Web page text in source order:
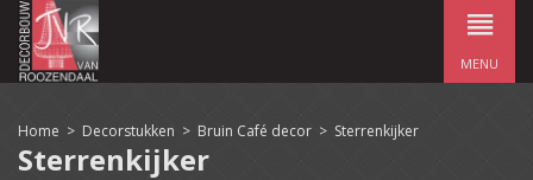
MENU
Home > Decorstukken > Bruin Café decor > Sterrenkijker
Sterrenkijker